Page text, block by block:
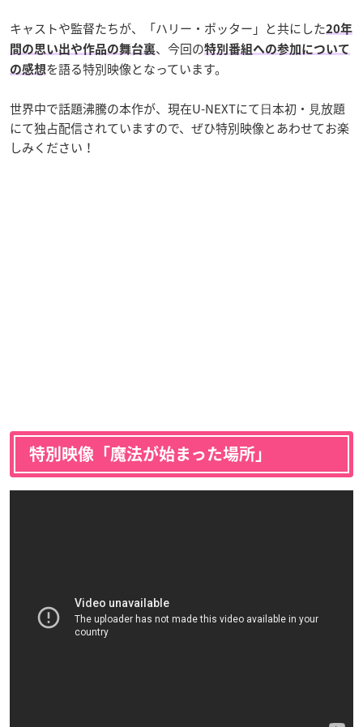
キャストや監督たちが、「ハリー・ポッター」と共にした20年
間の思い出や作品の舞台裏、今回の特別番組への参加について
の感想を語る特別映像となっています。
世界中で話題沸騰の本作が、現在U-NEXTにて⽇本初・⾒放題
にて独占配信されていますので、ぜひ特別映像とあわせてお楽
しみください！
特別映像「魔法が始まった場所」